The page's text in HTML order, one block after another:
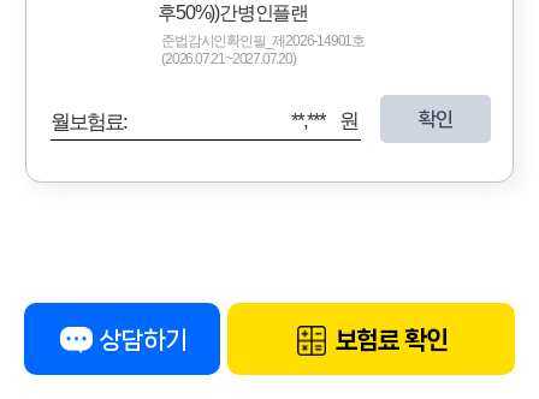
후50%))간병인플랜
준법감시인확인필_제2026-14901호
(2026.07.21~2027.07.20)
월보험료: **,*** 원 확인
상담하기 보험료 확인